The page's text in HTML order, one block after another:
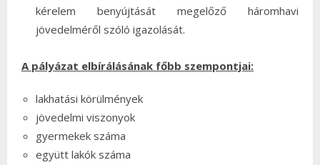
kérelem benyújtását megelőző háromhavi
jövedelméről szóló igazolását.
A pályázat elbírálásának főbb szempontjai:
lakhatási körülmények
jövedelmi viszonyok
gyermekek száma
együtt lakók száma